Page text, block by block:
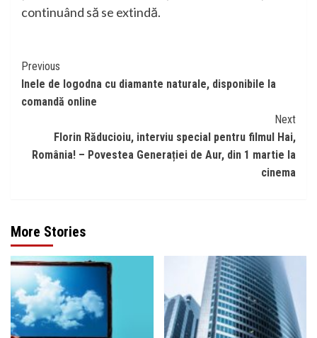
continuând să se extindă.
Continue
Reading
Previous
Inele de logodna cu diamante naturale, disponibile la
comandă online
Next
Florin Răducioiu, interviu special pentru filmul Hai,
România! – Povestea Generației de Aur, din 1 martie la
cinema
More Stories